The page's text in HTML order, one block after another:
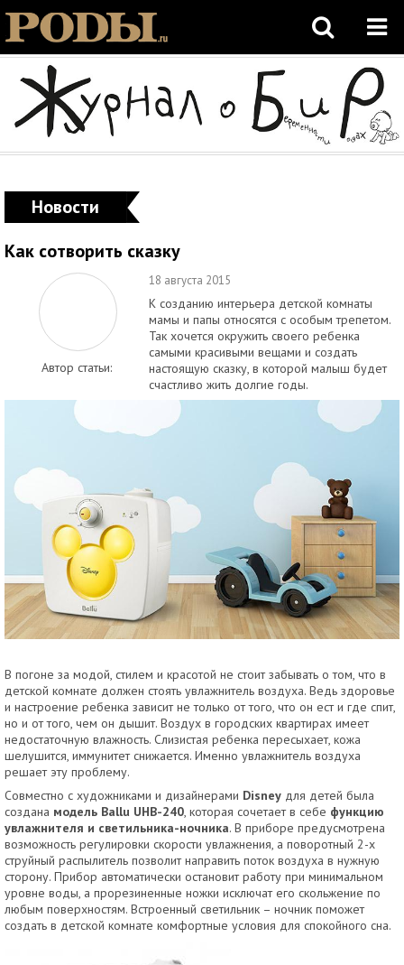
Новости
Как сотворить сказку
Автор статьи:
18 августа 2015
К созданию интерьера детской комнаты
мамы и папы относятся с особым трепетом.
Так хочется окружить своего ребенка
самыми красивыми вещами и создать
настоящую сказку, в которой малыш будет
счастливо жить долгие годы.
В погоне за модой, стилем и красотой не стоит забывать о том, что в
детской комнате должен стоять увлажнитель воздуха. Ведь здоровье
и настроение ребенка зависит не только от того, что он ест и где спит,
но и от того, чем он дышит. Воздух в городских квартирах имеет
недостаточную влажность. Слизистая ребенка пересыхает, кожа
шелушится, иммунитет снижается. Именно увлажнитель воздуха
решает эту проблему.
Совместно с художниками и дизайнерами Disney для детей была
создана модель Ballu UHB-240, которая сочетает в себе функцию
увлажнителя и светильника-ночника. В приборе предусмотрена
возможность регулировки скорости увлажнения, а поворотный 2-х
струйный распылитель позволит направить поток воздуха в нужную
сторону. Прибор автоматически остановит работу при минимальном
уровне воды, а прорезиненные ножки исключат его скольжение по
любым поверхностям. Встроенный светильник – ночник поможет
создать в детской комнате комфортные условия для спокойного сна.